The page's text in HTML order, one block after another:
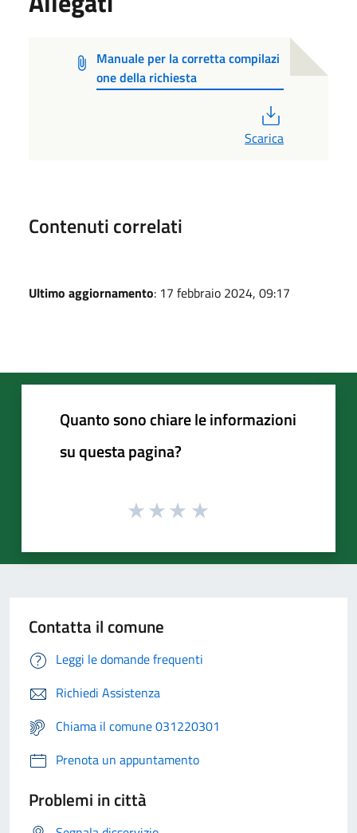
Manuale per la corretta compilazi
one della richiesta
Scarica
Contenuti correlati
Ultimo aggiornamento: 17 febbraio 2024, 09:17
Quanto sono chiare le informazioni
su questa pagina?
Contatta il comune
Leggi le domande frequenti
Richiedi Assistenza
Chiama il comune 031220301
Prenota un appuntamento
Problemi in città